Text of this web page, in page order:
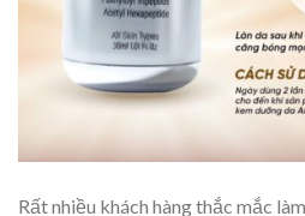
Rất nhiều khách hàng thắc mắc